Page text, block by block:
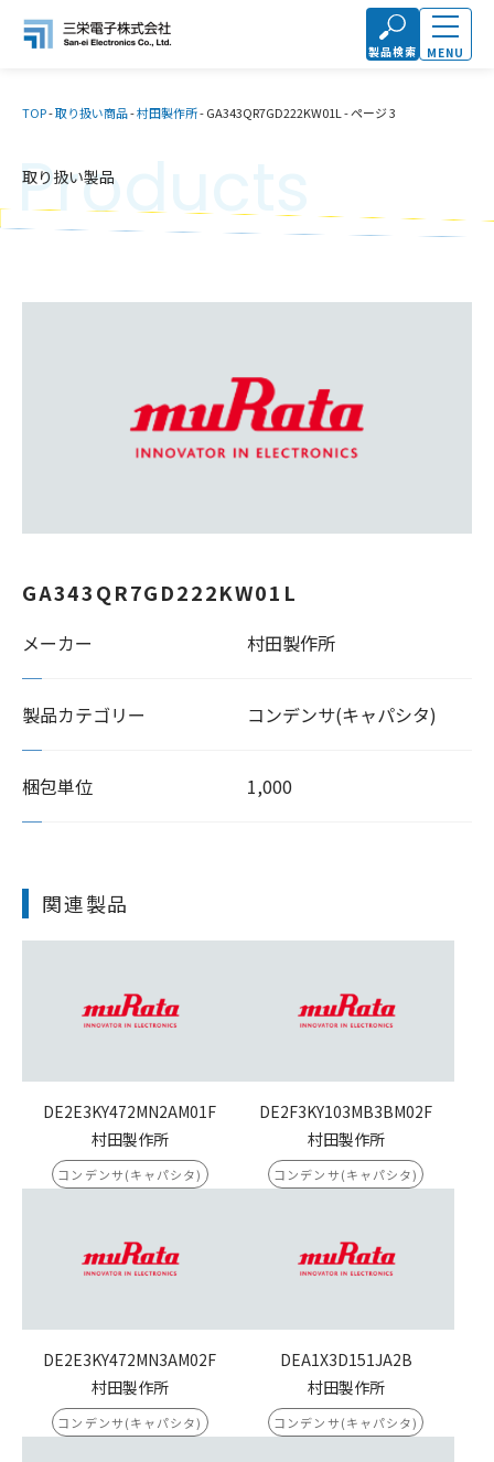
製品検索 MENU
TOP-取り扱い商品-村田製作所-GA343QR7GD222KW01L -ページ 3
取り扱い製品
Products
GA343QR7GD222KW01L
メーカー 村田製作所
製品カテゴリー コンデンサ(キャパシタ)
梱包単位 1,000
関連製品
DE2E3KY472MN2AM01F
村田製作所
コンデンサ(キャパシタ)
DE2F3KY103MB3BM02F
村田製作所
コンデンサ(キャパシタ)
DE2E3KY472MN3AM02F
村田製作所
コンデンサ(キャパシタ)
DEA1X3D151JA2B
村田製作所
コンデンサ(キャパシタ)